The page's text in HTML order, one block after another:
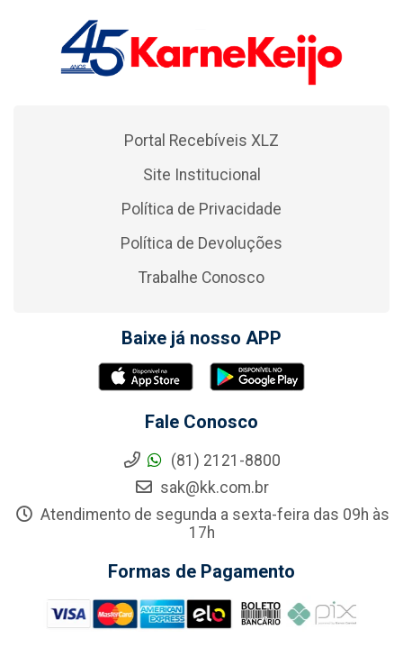
Portal Recebíveis XLZ
Site Institucional
Política de Privacidade
Política de Devoluções
Trabalhe Conosco
Baixe já nosso APP
Fale Conosco
(81) 2121-8800
sak@kk.com.br
Atendimento de segunda a sexta-feira das 09h às
17h
Formas de Pagamento